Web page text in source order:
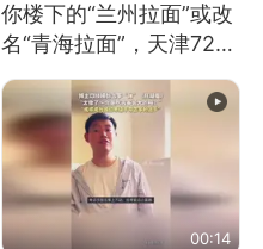
你楼下的“兰州拉面”或改
名“青海拉面”，天津72家
面馆已集体更换招牌
00:14